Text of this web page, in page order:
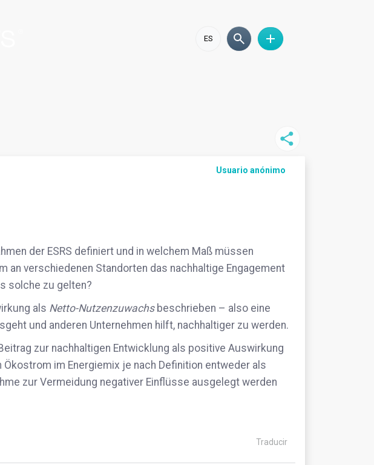
ES
Usuario anónimo
der ESRS definiert und in welchem Maß müssen
an verschiedenen Standorten das nachhaltige Engagement
solche zu gelten?
als Netto-Nutzenzuwachsbeschrieben – also eine
und anderen Unternehmen hilft, nachhaltiger zu werden.
zur nachhaltigen Entwicklung als positive Auswirkung
im Energiemix je nach Definition entweder als
zur Vermeidung negativer Einflüsse ausgelegt werden
Traducir